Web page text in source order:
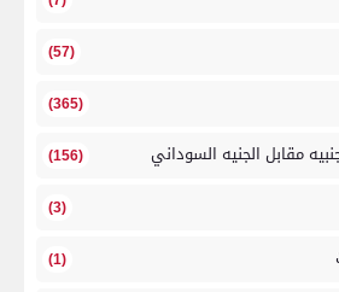
(57)
(365)
مقابل الجنيه السوداني (156)
(3)
(1)